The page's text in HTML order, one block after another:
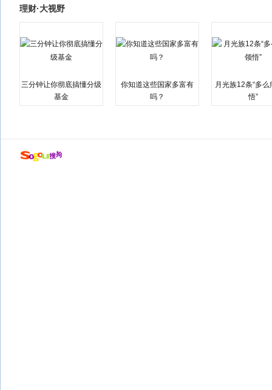
理财·大视野
三分钟让你彻底搞懂分级
基金
你知道这些国家多富有
吗？
月光族12条“多么
悟”